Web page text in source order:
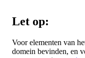
Let op:
Voor elementen van
domein bevinden, en